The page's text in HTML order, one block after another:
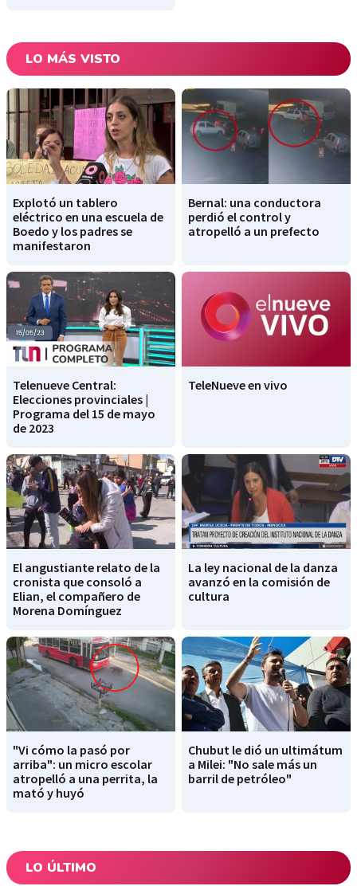
LO MÁS VISTO
Explotó un tablero
eléctrico en una escuela de
Boedo y los padres se
manifestaron
Bernal: una conductora
perdió el control y
atropelló a un prefecto
Telenueve Central:
Elecciones provinciales |
Programa del 15 de mayo
de 2023
TeleNueve en vivo
El angustiante relato de la
cronista que consoló a
Elian, el compañero de
Morena Domínguez
La ley nacional de la danza
avanzó en la comisión de
cultura
"Vi cómo la pasó por
arriba": un micro escolar
atropelló a una perrita, la
mató y huyó
Chubut le dió un ultimátum
a Milei: "No sale más un
barril de petróleo"
LO ÚLTIMO